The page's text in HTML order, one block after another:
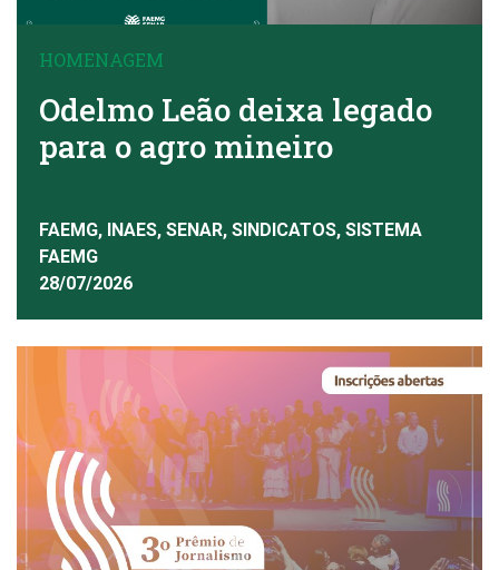
HOMENAGEM
Odelmo Leão deixa legado
para o agro mineiro
FAEMG, INAES, SENAR, SINDICATOS, SISTEMA
FAEMG
28/07/2026